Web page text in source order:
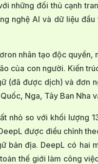
những đối thủ cạnh
nghệ AI và dữ liệu
nhân tạo độc
của con người. Kiến
(đã được dịch) và đơn
Nga, Tây Ban Nha
nhỏ so với khối lượng
được điều chỉnh
bản địa. DeepL có hai
thế giới làm công